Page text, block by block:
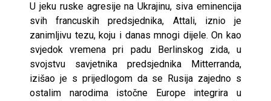
U jeku ruske agresije na Ukrajinu, siva eminencija
svih francuskih predsjednika, Attali, iznio je
zanimljivu tezu, koju i danas mnogi dijele. On kao
svjedok vremena pri padu Berlinskog zida, u
svojstvu savjetnika predsjednika Mitterranda,
izišao je s prijedlogom da se Rusija zajedno s
ostalim narodima istočne Europe integrira u